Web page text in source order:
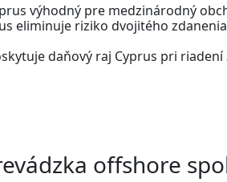
výhodný pre medzinárodný
eliminuje riziko dvojitého
daňový raj Cyprus pri
offshore